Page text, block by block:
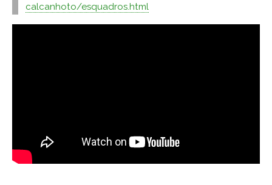
calcanhoto/esquadros.html